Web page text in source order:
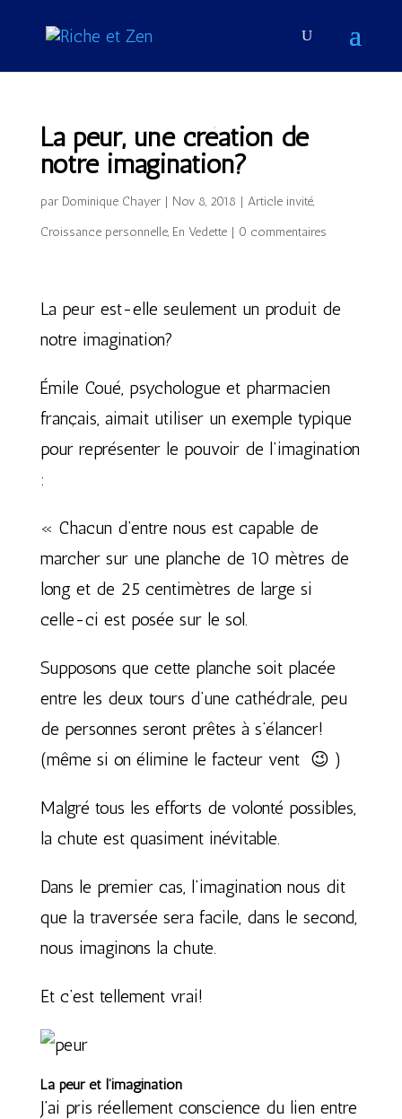
La peur, une création de
notre imagination?
par Dominique Chayer| Nov 8, 2018 | Article invité,
Croissance personnelle, En Vedette| 0 commentaires
La peur est-elle seulement un produit de
notre imagination?
Émile Coué, psychologue et pharmacien
français, aimait utiliser un exemple typique
pour représenter le pouvoir de l’imagination
:
« Chacun d’entre nous est capable de
marcher sur une planche de 10 mètres de
long et de 25 centimètres de large si
celle-ci est posée sur le sol.
Supposons que cette planche soit placée
entre les deux tours d’une cathédrale, peu
de personnes seront prêtes à s’élancer!
(même si on élimine le facteur vent 😉 )
Malgré tous les efforts de volonté possibles,
la chute est quasiment inévitable.
Dans le premier cas, l’imagination nous dit
que la traversée sera facile, dans le second,
nous imaginons la chute.
Et c’est tellement vrai!
La peur et l’imagination
J’ai pris réellement conscience du lien entre